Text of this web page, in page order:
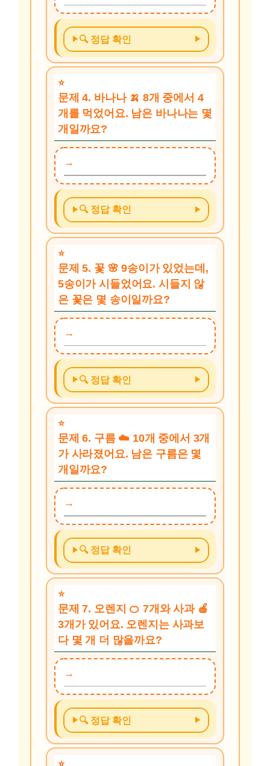
🔍 정답 확인
문제 4. 바나나 🍌 8개 중에서 4
개를 먹었어요. 남은 바나나는 몇
개일까요?
🔍 정답 확인
문제 5. 꽃 🌸 9송이가 있었는데,
5송이가 시들었어요. 시들지 않
은 꽃은 몇 송이일까요?
🔍 정답 확인
문제 6. 구름 ☁️ 10개 중에서 3개
가 사라졌어요. 남은 구름은 몇
개일까요?
🔍 정답 확인
문제 7. 오렌지 🍊 7개와 사과 🍎
3개가 있어요. 오렌지는 사과보
다 몇 개 더 많을까요?
🔍 정답 확인